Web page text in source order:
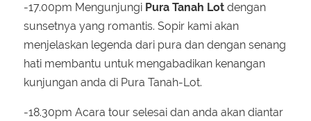
-17.00pm Mengunjungi Pura Tanah Lot dengan
sunsetnya yang romantis. Sopir kami akan
menjelaskan legenda dari pura dan dengan senang
hati membantu untuk mengabadikan kenangan
kunjungan anda di Pura Tanah-Lot.
-18.30pm Acara tour selesai dan anda akan diantar